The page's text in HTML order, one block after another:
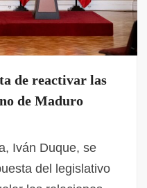
de reactivar las
de Maduro
Iván Duque, se
del legislativo